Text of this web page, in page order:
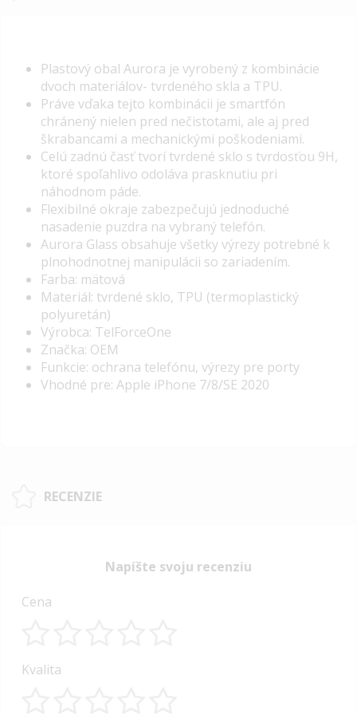
Plastový obal Aurora je vyrobený z kombinácie
dvoch materiálov- tvrdeného skla a TPU.
Práve vďaka tejto kombinácii je smartfón
chránený nielen pred nečistotami, ale aj pred
škrabancami a mechanickými poškodeniami.
Celú zadnú časť tvorí tvrdené sklo s tvrdosťou 9H,
ktoré spoľahlivo odoláva prasknutiu pri
náhodnom páde.
Flexibilné okraje zabezpečujú jednoduché
nasadenie puzdra na vybraný telefón.
Aurora Glass obsahuje všetky výrezy potrebné k
plnohodnotnej manipulácii so zariadením.
Farba: mätová
Materiál: tvrdené sklo, TPU (termoplastický
polyuretán)
Výrobca: TelForceOne
Značka: OEM
Funkcie: ochrana telefónu, výrezy pre porty
Vhodné pre: Apple iPhone 7/8/SE 2020
RECENZIE
Napíšte svoju recenziu
Cena
star
stars
stars
stars
stars
Kvalita